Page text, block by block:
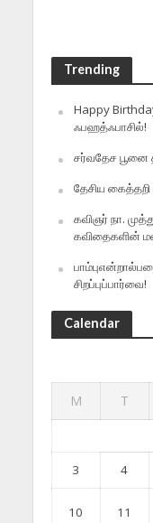
Trending
Happy
ஃபஹத்ஃபாசில்!
சர்வதேச பூனை
தேசிய
கவிஞர் நா.
கவிதைகளின்
சிறப்புப்பார்வை!
Calendar
M T
3 4
10 11